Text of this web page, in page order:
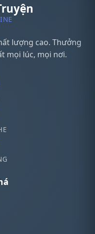
lượng cao. Thưởng
mọi lúc, mọi nơi.